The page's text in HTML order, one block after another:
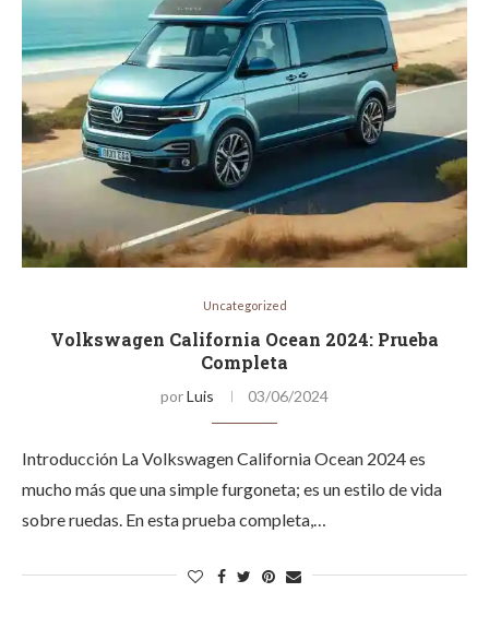
Uncategorized
Volkswagen California Ocean 2024: Prueba
Completa
porLuis 03/06/2024
Introducción La Volkswagen California Ocean 2024 es
mucho más que una simple furgoneta; es un estilo de vida
sobre ruedas. En esta prueba completa,…